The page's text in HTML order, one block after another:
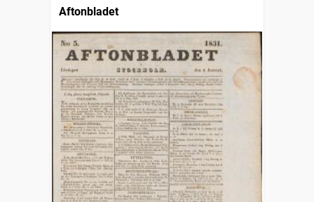
Aftonbladet